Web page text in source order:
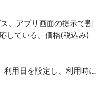
。アプリ画面の提示で割
している。価格(税込み)
用日を設定し、利用時に